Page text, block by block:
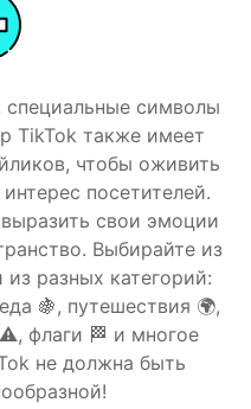
специальные символы
TikTok также имеет
чтобы оживить
посетителей.
свои эмоции
Выбирайте из
разных категорий:
🍇, путешествия 🌍,
флаги 🏁 и многое
не должна быть